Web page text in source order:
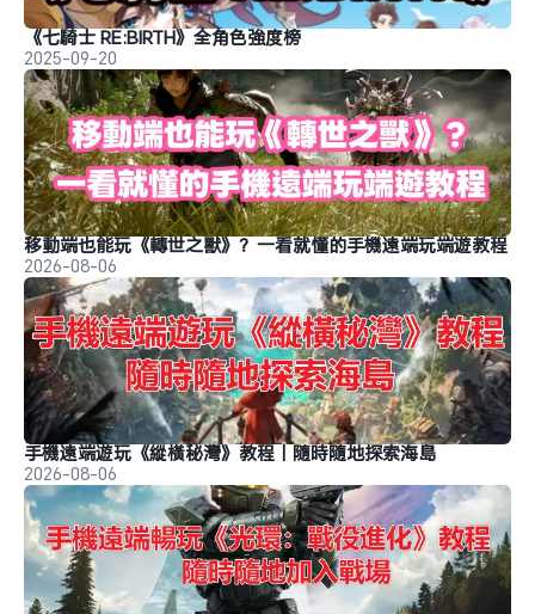
《七騎士 RE:BIRTH》全角色強度榜
2025-09-20
移動端也能玩《轉世之獸》？一看就懂的手機遠端玩端遊教程
2026-08-06
手機遠端遊玩《縱橫秘灣》教程｜隨時隨地探索海島
2026-08-06